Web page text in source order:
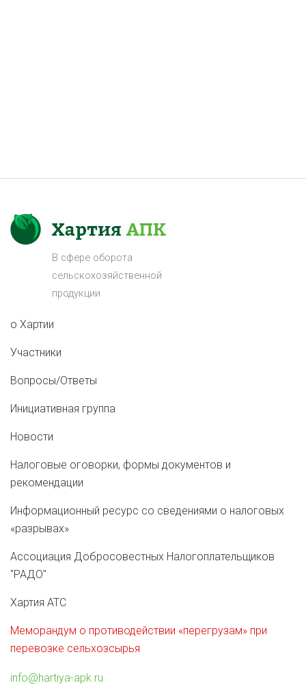
В сфере оборота
сельскохозяйственной
продукции
о Хартии
Участники
Вопросы/Ответы
Инициативная группа
Новости
Налоговые оговорки, формы документов и
рекомендации
Информационный ресурс со сведениями о налоговых
«разрывах»
Ассоциация Добросовестных Налогоплательщиков
"РАДО"
Хартия АТС
Меморандум о противодействии «перегрузам» при
перевозке сельхозсырья
info@hartiya-apk.ru